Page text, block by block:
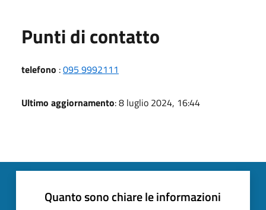
Punti di contatto
telefono :095 9992111
Ultimo aggiornamento: 8 luglio 2024, 16:44
Quanto sono chiare le informazioni